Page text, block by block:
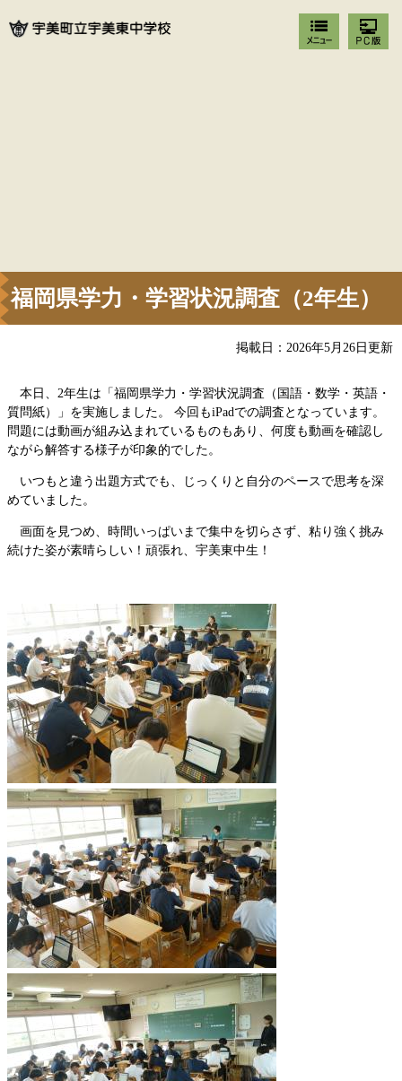
福岡県学力・学習状況調査（2年生）
掲載日：2026年5月26日更新
本日、2年生は「福岡県学力・学習状況調査（国語・数学・英語・
質問紙）」を実施しました。 今回もiPadでの調査となっています。
問題には動画が組み込まれているものもあり、何度も動画を確認し
ながら解答する様子が印象的でした。
いつもと違う出題方式でも、じっくりと自分のペースで思考を深
めていました。
画面を見つめ、時間いっぱいまで集中を切らさず、粘り強く挑み
続けた姿が素晴らしい！頑張れ、宇美東中生！